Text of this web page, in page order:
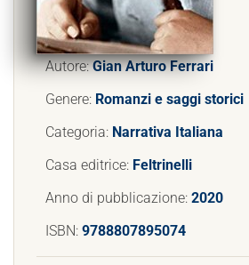
Autore:Gian Arturo Ferrari
Genere: Romanzi e saggi storici
Categoria: Narrativa Italiana
Casa editrice: Feltrinelli
Anno di pubblicazione: 2020
ISBN: 9788807895074